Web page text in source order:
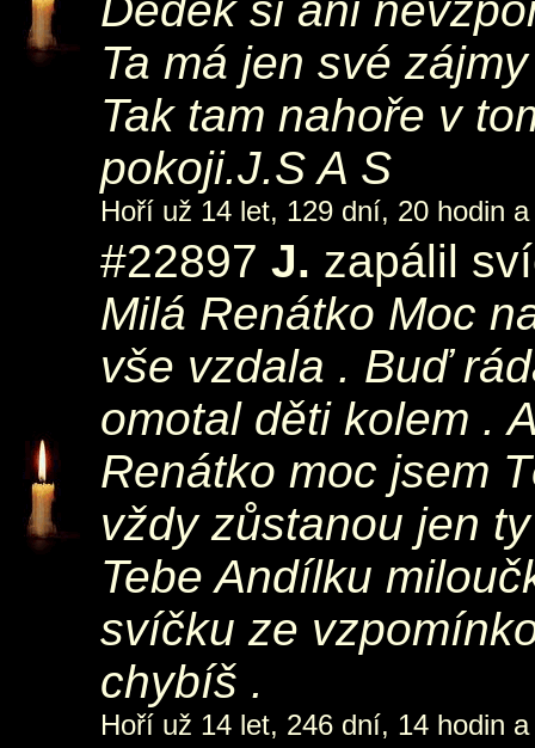
Ta má jen své
Tak tam nahoře v
pokoji.J.S A S
Hoří už 14 let, 129 dní, 20 hodin
#22897 J. zapálil
Milá Renátko Moc
vše vzdala . Buď
omotal děti kolem .
Renátko moc jsem
vždy zůstanou jen
Tebe Andílku
svíčku ze
chybíš .
Hoří už 14 let, 246 dní, 14 hodin